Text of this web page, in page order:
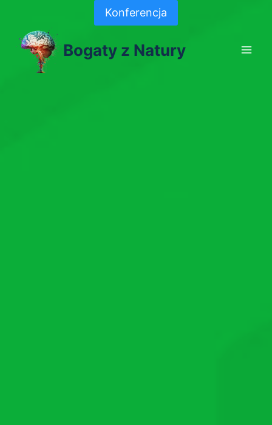
content
Konferencja
Bogaty z Natury